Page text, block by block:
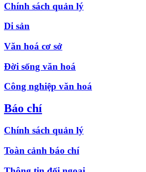
Chính sách quản lý
Di sản
Văn hoá cơ sở
Đời sống văn hoá
Công nghiệp văn hoá
Báo chí
Chính sách quản lý
Toàn cảnh báo chí